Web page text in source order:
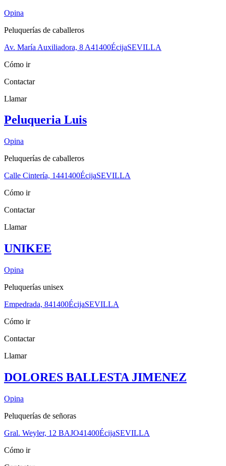
Opina
Peluquerías de caballeros
Av. María Auxiliadora, 8 A41400ÉcijaSEVILLA
Cómo ir
Contactar
Llamar
Peluqueria Luis
Opina
Peluquerías de caballeros
Calle Cintería, 1441400ÉcijaSEVILLA
Cómo ir
Contactar
Llamar
UNIKEE
Opina
Peluquerías unisex
Empedrada, 841400ÉcijaSEVILLA
Cómo ir
Contactar
Llamar
DOLORES BALLESTA JIMENEZ
Opina
Peluquerías de señoras
Gral. Weyler, 12 BAJO41400ÉcijaSEVILLA
Cómo ir